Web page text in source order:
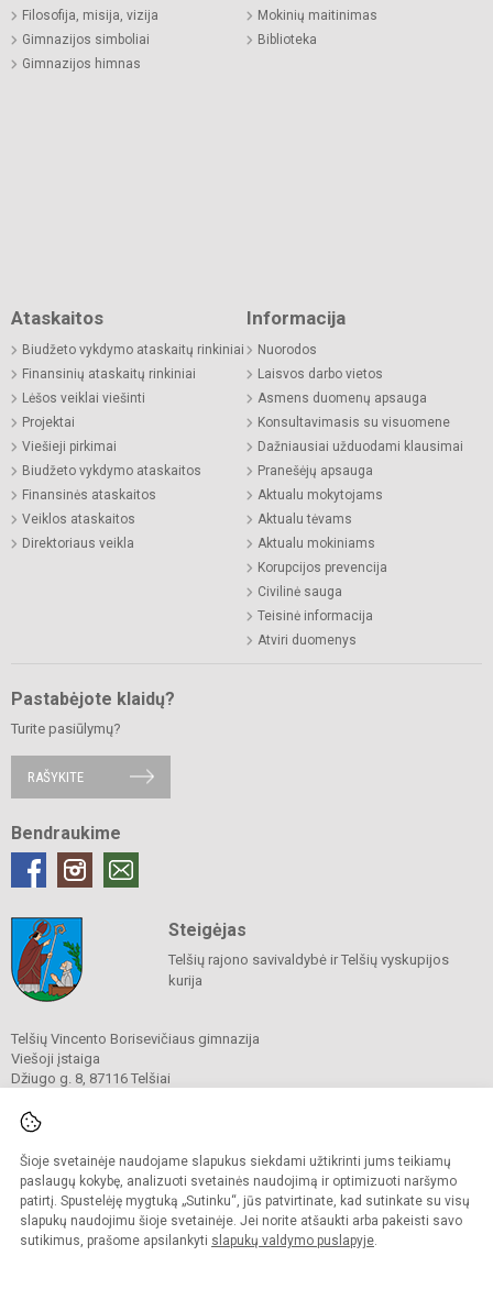
Šioje svetainėje naudojame slapukus siekdami užtikrinti jums teikiamų
paslaugų kokybę, analizuoti svetainės naudojimą ir optimizuoti naršymo
patirtį. Spustelėję mygtuką „Sutinku“, jūs patvirtinate, kad sutinkate su visų
slapukų naudojimu šioje svetainėje. Jei norite atšaukti arba pakeisti savo
sutikimus, prašome apsilankyti slapukų valdymo puslapyje.
Filosofija, misija, vizija
Gimnazijos simboliai
Gimnazijos himnas
Mokinių maitinimas
Biblioteka
Ataskaitos
Biudžeto vykdymo ataskaitų rinkiniai
Finansinių ataskaitų rinkiniai
Lėšos veiklai viešinti
Projektai
Viešieji pirkimai
Biudžeto vykdymo ataskaitos
Finansinės ataskaitos
Veiklos ataskaitos
Direktoriaus veikla
Informacija
Nuorodos
Laisvos darbo vietos
Asmens duomenų apsauga
Konsultavimasis su visuomene
Dažniausiai užduodami klausimai
Pranešėjų apsauga
Aktualu mokytojams
Aktualu tėvams
Aktualu mokiniams
Korupcijos prevencija
Civilinė sauga
Teisinė informacija
Atviri duomenys
Pastabėjote klaidų?
Turite pasiūlymų?
RAŠYKITE
Bendraukime
Steigėjas
Telšių rajono savivaldybė ir Telšių vyskupijos
kurija
Telšių Vincento Borisevičiaus gimnazija
Viešoji įstaiga
Džiugo g. 8, 87116 Telšiai
El. p.
Duomenys kaupiami ir saugomi
Juridinių asmenų registre
Įmonės kodas 190556414